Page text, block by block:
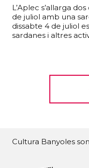
L’Aplec s’allarga
de juliol amb una
dissabte 4 de juliol
sardanes i altres
Cultura Banyoles